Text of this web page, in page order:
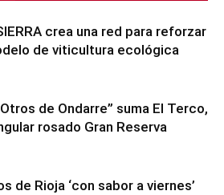
crea una red para reforzar
de viticultura ecológica
de Ondarre” suma El Terco,
rosado Gran Reserva
de Rioja ‘con sabor a viernes’